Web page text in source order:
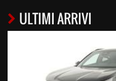
ULTIMI ARRIVI